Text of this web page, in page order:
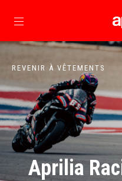
REVENIR À VÊTEMENTS
Aprilia